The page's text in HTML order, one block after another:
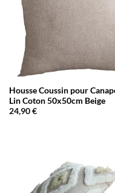
Housse Coussin pour
Lin Coton 50x50cm Beige
24,90€